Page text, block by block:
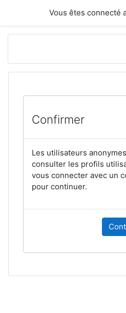
Vous êtes connecté
Confirmer
Les utilisateurs
consulter les profils
vous connecter avec un
pour continuer.